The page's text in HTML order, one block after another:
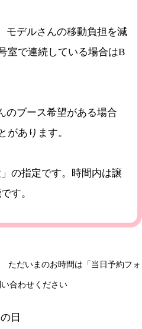
モデルさんの移動負担を減
室で連続している場合はB
のブース希望がある場合
があります。
の指定です。時間内は譲
す。
ただいまのお時間は「当日予約フォ
合わせください
日